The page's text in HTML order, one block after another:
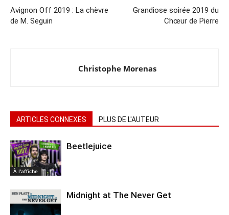
Avignon Off 2019 : La chèvre
de M. Seguin
Grandiose soirée 2019 du
Chœur de Pierre
Christophe Morenas
ARTICLES CONNEXES PLUS DE L'AUTEUR
À l'affiche
Beetlejuice
Midnight at The Never Get